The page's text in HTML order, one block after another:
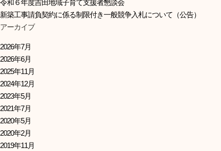
令和６年度吉田地域子育て支援者懇談会
新築工事請負契約に係る制限付き一般競争入札について（公告）
アーカイブ
2026年7月
2026年6月
2025年11月
2024年12月
2023年5月
2021年7月
2020年5月
2020年2月
2019年11月